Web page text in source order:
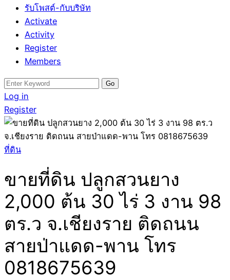
รับโพสต์-กับบริษัท
Activate
Activity
Register
Members
Search
for:
Log in
Register
ที่ดิน
ขายที่ดิน ปลูกสวนยาง
2,000 ต้น 30 ไร่ 3 งาน 98
ตร.ว จ.เชียงราย ติดถนน
สายป่าแดด-พาน โทร
0818675639